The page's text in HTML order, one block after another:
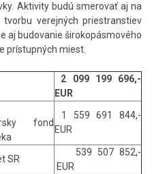
Aktivity budú smerovať aj na
verejných priestranstiev
aj budovanie širokopásmového
prístupných miest.
2 099 199 696,-
EUR
fond
1 559 691 844,-
EUR
SR
539 507 852,-
EUR